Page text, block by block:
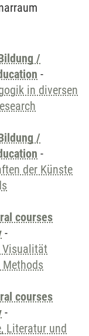
/
-
in diversen
/
-
der Künste
courses
-
Visualität
Methods
courses
-
Literatur und